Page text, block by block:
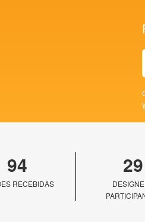
94
RECEBIDAS
29